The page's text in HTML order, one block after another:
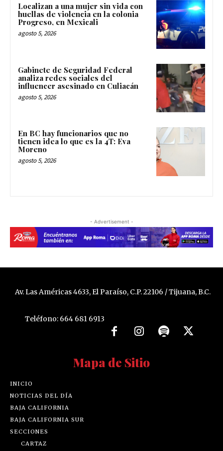
Localizan a una mujer sin vida con
huellas de violencia en la colonia
Progreso, en Mexicali
agosto 5, 2026
Gabinete de Seguridad Federal
analiza redes sociales del
influencer asesinado en Culiacán
agosto 5, 2026
En BC hay funcionarios que no
tienen idea lo que es la 4T: Eva
Moreno
agosto 5, 2026
- Advertisement -
Av. Las Américas 4633, El Paraíso, C.P. 22106 / Tijuana, B.C.
Teléfono: 664 681 6913
Mapa de Sitio
INICIO
NOTICIAS DEL DÍA
BAJA CALIFORNIA
BAJA CALIFORNIA SUR
SECCIONES
CARTAZ